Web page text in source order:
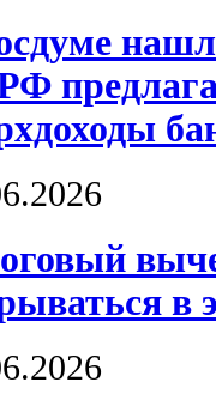
в